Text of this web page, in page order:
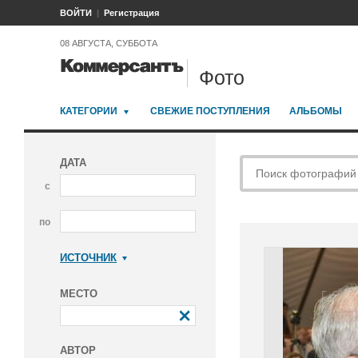
ВОЙТИ Регистрация
08 АВГУСТА, СУББОТА
Фото
КАТЕГОРИИ СВЕЖИЕ ПОСТУПЛЕНИЯ АЛЬБОМЫ
ДАТА
с
по
ИСТОЧНИК
МЕСТО
АВТОР